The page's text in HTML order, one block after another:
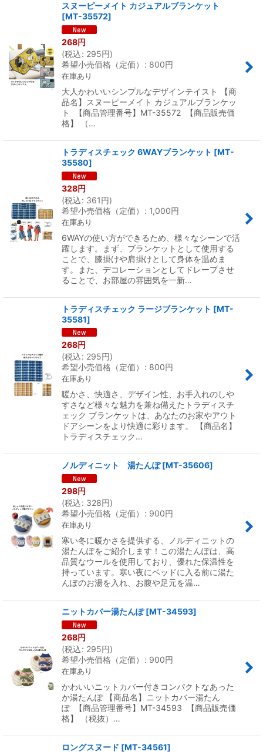
スヌーピーメイト カジュアルブランケット
[MT-35572]
268円
(税込: 295円)
希望小売価格（定価）
: 800円
在庫あり
大人かわいいシンプルなデザインテイスト 【商
品名】スヌーピーメイト カジュアルブランケッ
ト 【商品管理番号】MT-35572 【商品販売価
格】 （…
トラディスチェック 6WAYブランケット [MT-
35580]
328円
(税込: 361円)
希望小売価格（定価）
: 1,000円
在庫あり
6WAYの使い方ができるため、様々なシーンで活
躍します。まず、ブランケットとして使用する
ことで、膝掛けや肩掛けとして身体を温めま
す。また、デコレーションとしてドレープさせ
ることで、お部屋の雰囲気を一新…
トラディスチェック ラージブランケット [MT-
35581]
268円
(税込: 295円)
希望小売価格（定価）
: 800円
在庫あり
暖かさ、快適さ、デザイン性、お手入れのしや
すさなど様々な魅力を兼ね備えたトラディスチ
ェック ブランケットは、あなたのお家やアウト
ドアシーンをより快適に彩ります。 【商品名】
トラディスチェック…
ノルディニット 湯たんぽ [MT-35606]
298円
(税込: 328円)
希望小売価格（定価）
: 900円
在庫あり
寒い冬に暖かさを提供する、ノルディニットの
湯たんぽをご紹介します！この湯たんぽは、高
品質なウールを使用しており、優れた保温性を
持っています。寒い夜にベッドに入る前に湯た
んぽのお湯を入れ、お腹や足元を温…
ニットカバー湯たんぽ [MT-34593]
268円
(税込: 295円)
希望小売価格（定価）
: 900円
在庫あり
かわいいニットカバー付きコンパクトなあった
か湯たんぽ 【商品名】ニットカバー湯たん
ぽ 【商品管理番号】MT-34593 【商品販売価
格】 （税抜）…
ロングスヌード [MT-34561]